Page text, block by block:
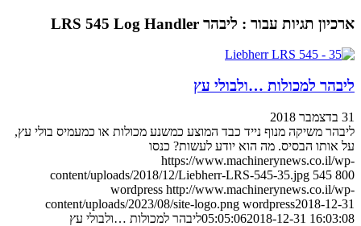
ארכיון תגיות עבור : ליבהר LRS 545 Log Handler
ליבהר למכולות …ולבולי עץ
31 בדצמבר 2018
ליבהר משיקה מנוף נייד כבד המוצע כמשנע מכולות או כמעמיס בולי עץ,
על אותו הבסיס. מה הוא יודע לעשות? כנסו
https://www.machinerynews.co.il/wp-
content/uploads/2018/12/Liebherr-LRS-545-35.jpg 545 800
wordpress http://www.machinerynews.co.il/wp-
content/uploads/2023/08/site-logo.png wordpress2018-12-31
05:05:062018-12-31 16:03:08
ליבהר למכולות …ולבולי עץ